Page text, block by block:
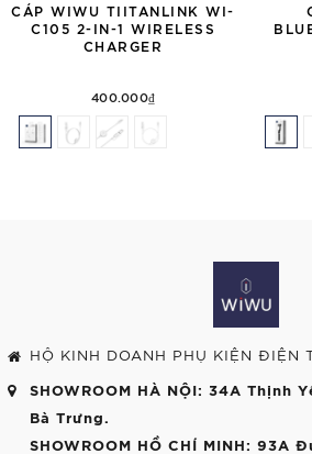
CÁP WIWU TIITANLINK WI-
C105 2-IN-1 WIRELESS
CHARGER
400.000₫
HỘ KINH DOANH PHỤ KIỆN ĐIỆN
SHOWROOM HÀ NỘI: 34A Thịnh
Bà Trưng.
SHOWROOM HỒ CHÍ MINH: 93A